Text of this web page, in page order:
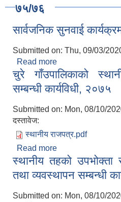
७५/७६
सार्वजनिक सुनवाई
Submitted on: Thu, 09/03/
Read more
चुरे गाँउपालिकाको
सम्बन्धी कार्यविधी, २०७५
Submitted on: Mon, 08/10/
दस्तावेज:
स्थानीय राजपत्र.pdf
Read more
सम्बन्धी कार्यविधी,
स्थानीय तहको उपभोक्ता
तथा व्यवस्थापन सम्बन्धी
Submitted on: Mon, 08/10/